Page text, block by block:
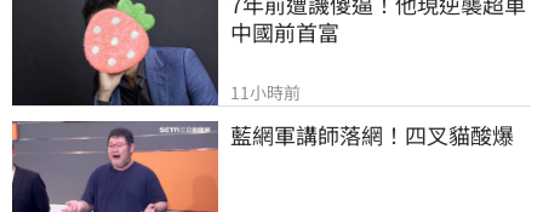
中國前首富
11小時前
藍網軍講師落網！四叉貓酸爆